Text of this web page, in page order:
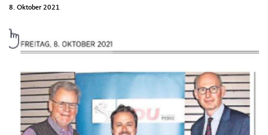
8. Oktober 2021